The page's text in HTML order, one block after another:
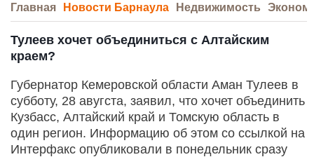
Главная Новости Барнаула Недвижимость
Тулеев хочет объединиться с Алтайским
краем?
Губернатор Кемеровской области Аман Тулеев в
субботу, 28 авугста, заявил, что хочет объединить
Кузбасс, Алтайский край и Томскую область в
один регион. Информацию об этом со ссылкой на
Интерфакс опубликовали в понедельник сразу